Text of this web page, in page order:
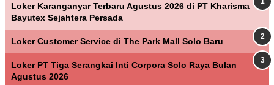
Loker Karanganyar Terbaru Agustus 2026 di PT Kharisma
Bayutex Sejahtera Persada
Loker Customer Service di The Park Mall Solo Baru
Loker PT Tiga Serangkai Inti Corpora Solo Raya Bulan
Agustus 2026